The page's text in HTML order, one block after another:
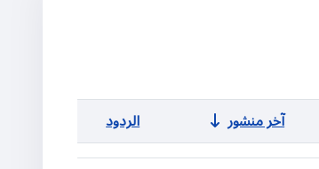
آخر منشور الردود
الإجراءات